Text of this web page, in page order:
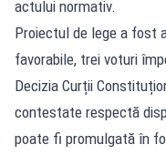
actului normativ.
Proiectul de lege a fost
favorabile, trei voturi
Decizia Curții
contestate respectă
poate fi promulgată în